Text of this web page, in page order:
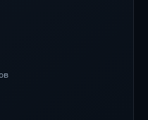
колонии, узнать
спрятанную карту.
полную свободу